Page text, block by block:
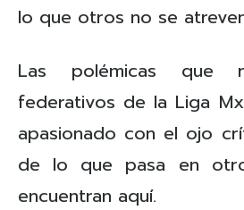
lo que otros no se
Las polémicas que
federativos de la Liga
apasionado con el ojo
de lo que pasa en
encuentran aquí.